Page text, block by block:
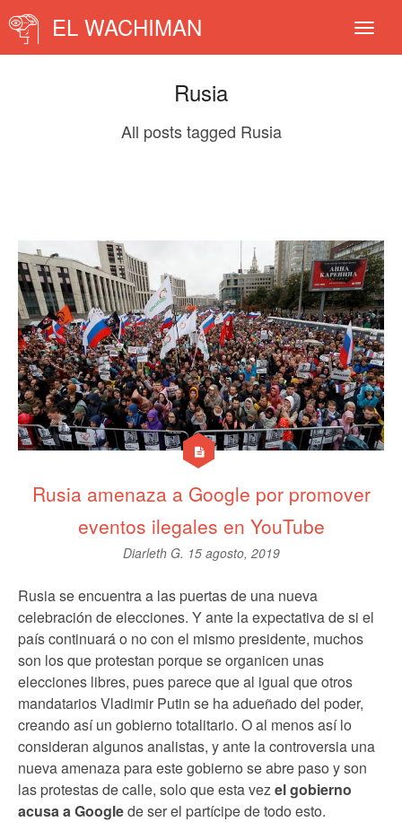
EL WACHIMAN
Rusia
All posts tagged Rusia
Rusia amenaza a Google por promover
eventos ilegales en YouTube
Diarleth G. 15 agosto, 2019
Rusia se encuentra a las puertas de una nueva
celebración de elecciones. Y ante la expectativa de si el
país continuará o no con el mismo presidente, muchos
son los que protestan porque se organicen unas
elecciones libres, pues parece que al igual que otros
mandatarios Vladimir Putin se ha adueñado del poder,
creando así un gobierno totalitario. O al menos así lo
consideran algunos analistas, y ante la controversia una
nueva amenaza para este gobierno se abre paso y son
las protestas de calle, solo que esta vez el gobierno
acusa a Googlede ser el partícipe de todo esto.